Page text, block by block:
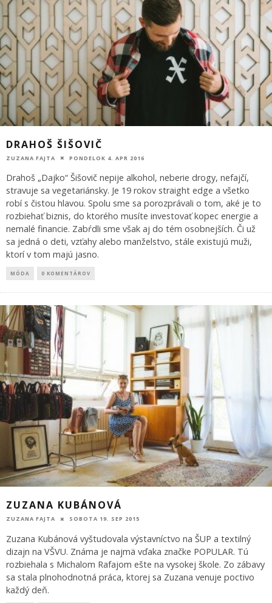
DRAHOŠ ŠIŠOVIČ
ZUZANA FAJTA PONDELOK 4. APR 2016
Drahoš „Dajko“ Šišovič nepije alkohol, neberie drogy, nefajčí,
stravuje sa vegetariánsky. Je 19 rokov straight edge a všetko
robí s čistou hlavou. Spolu sme sa porozprávali o tom, aké je to
rozbiehať biznis, do ktorého musíte investovať kopec energie a
nemalé financie. Zabŕdli sme však aj do tém osobnejších. Či už
sa jedná o deti, vzťahy alebo manželstvo, stále existujú muži,
ktorí v tom majú jasno.
MÓDA 0 KOMENTÁROV
ZUZANA KUBÁNOVÁ
ZUZANA FAJTA SOBOTA 19. SEP 2015
Zuzana Kubánová vyštudovala výstavníctvo na ŠUP a textilný
dizajn na VŠVU. Známa je najmä vďaka značke POPULAR. Tú
rozbiehala s Michalom Rafajom ešte na vysokej škole. Zo zábavy
sa stala plnohodnotná práca, ktorej sa Zuzana venuje poctivo
každý deň.